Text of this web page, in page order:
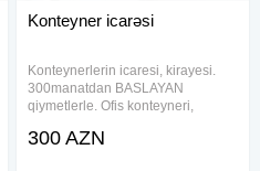
Konteyner icarəsi
Konteynerlerin icaresi, kirayesi.
300manatdan BASLAYAN
qiymetlerle. Ofis konteyneri,
konteyneri, muhafize kosku, wc
300 AZN